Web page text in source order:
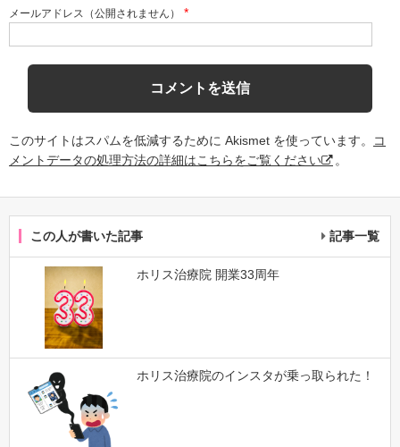
メールアドレス（公開されません） *
このサイトはスパムを低減するために Akismet を使っています。
コ
メントデータの処理方法の詳細はこちらをご覧ください
。
この人が書いた記事 記事一覧
ホリス治療院 開業33周年
ホリス治療院のインスタが乗っ取られた！